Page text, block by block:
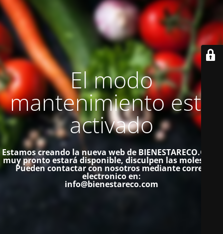
El modo
mantenimiento está
activado
Estamos creando la nueva web de BIENESTARECO.COM,
muy pronto estará disponible, disculpen las molestias.
Pueden contactar con nosotros mediante correo
electronico en:
info@bienestareco.com